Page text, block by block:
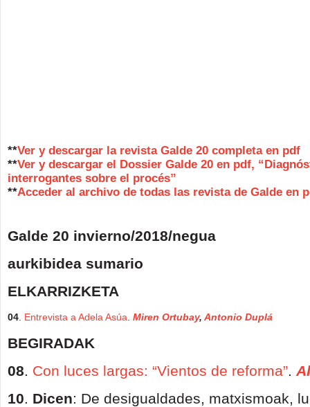
**Ver y descargar la revista Galde 20 completa en pdf
**Ver y descargar el Dossier Galde 20 en pdf,
interrogantes sobre el procés”
**Acceder al archivo de todas las revista de Galde en
Galde 20 invierno/2018/negua
aurkibidea sumario
ELKARRIZKETA
04 Entrevista a Adela Asúa Miren Ortubay, Antonio Duplá
BEGIRADAK
08. Con luces largas: “Vientos de reforma”.
10. Dicen: De desigualdades, matxismoak,